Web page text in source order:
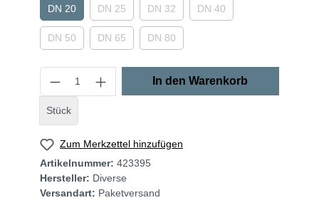
DN 20 DN 25 DN 32 DN 40
DN 50 DN 65 DN 80
Stück
In den Warenkorb
Zum Merkzettel hinzufügen
Artikelnummer: 423395
Hersteller: Diverse
Versandart: Paketversand